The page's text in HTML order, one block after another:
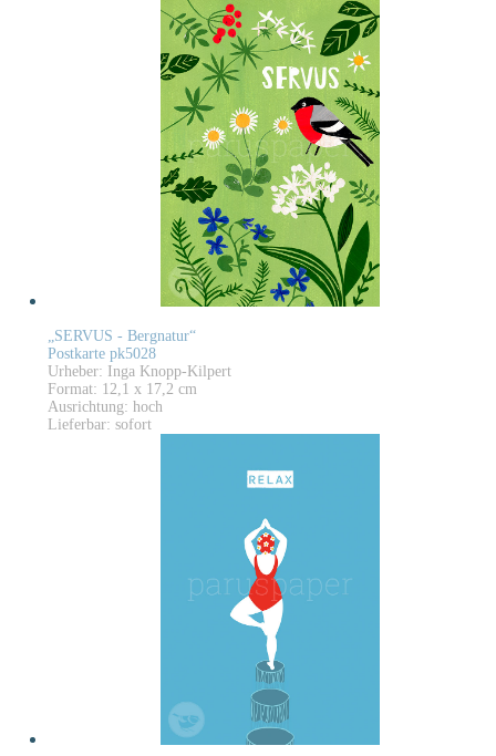
„SERVUS - Bergnatur“
Postkarte pk5028
Urheber: Inga Knopp-Kilpert
Format: 12,1 x 17,2 cm
Ausrichtung: hoch
Lieferbar: sofort